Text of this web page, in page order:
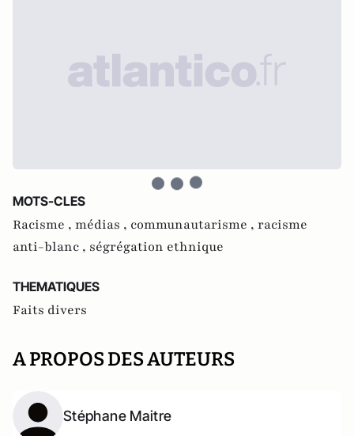
MOTS-CLES
Racisme , médias , communautarisme , racisme
anti-blanc , ségrégation ethnique
THEMATIQUES
Faits divers
A PROPOS DES AUTEURS
Stéphane Maitre